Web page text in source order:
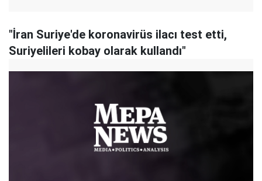
"İran Suriye'de koronavirüs ilacı test etti,
Suriyelileri kobay olarak kullandı"